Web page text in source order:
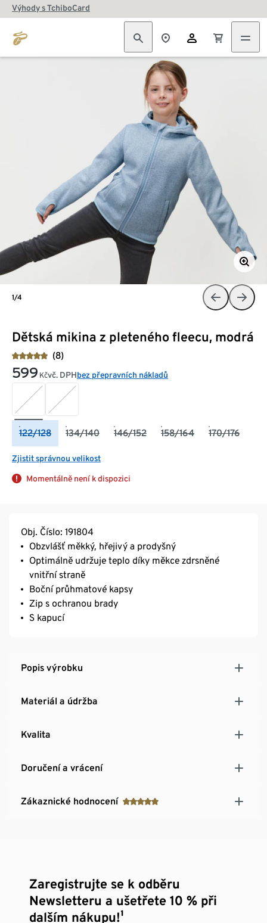
Výhody s TchiboCard
Dětská mikina z pleteného fleecu, modrá
(8)
599 Kčvč. DPHbez přepravních nákladů
122/128 134/140 146/152 158/164 170/176
Zjistit správnou velikost
Momentálně není k dispozici
1/4
Obj. Číslo: 191804
Obzvlášť měkký, hřejivý a prodyšný
Optimálně udržuje teplo díky měkce zdrsněné
vnitřní straně
Boční průhmatové kapsy
Zip s ochranou brady
S kapucí
Popis výrobku
Materiál a údržba
Kvalita
Doručení a vrácení
Zákaznické hodnocení
Zaregistrujte se k odběru
Newsletteru a ušetřete 10 % při
dalším nákupu!¹